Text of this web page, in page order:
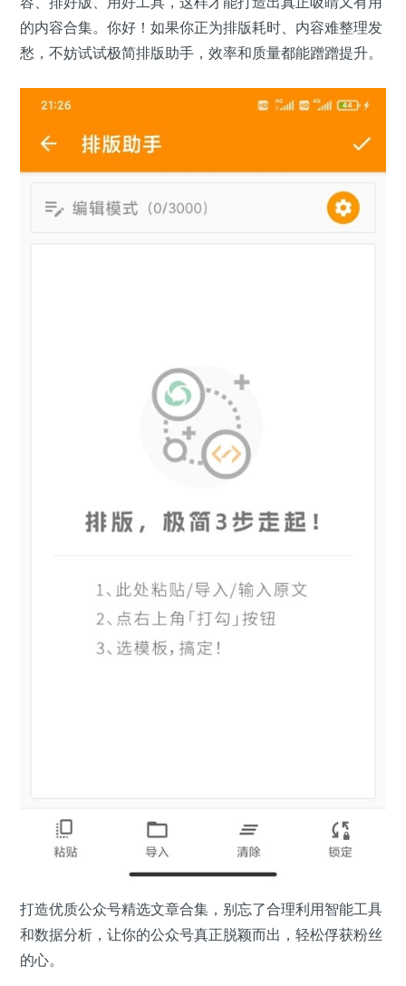
的内容合集。你好！如果你正为排版耗时、内容难整理发
愁，不妨试试极简排版助手，效率和质量都能蹭蹭提升。
打造优质公众号精选文章合集，别忘了合理利用智能工具
和数据分析，让你的公众号真正脱颖而出，轻松俘获粉丝
的心。